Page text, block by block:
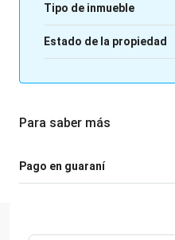
Tipo de inmueble
Estado de la propiedad
Para saber más
Pago en guaraní